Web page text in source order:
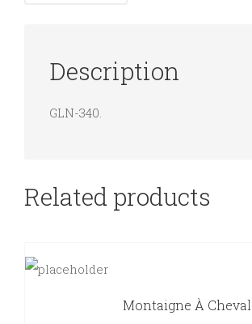
Description
GLN-340.
Related products
Montaigne À Cheval